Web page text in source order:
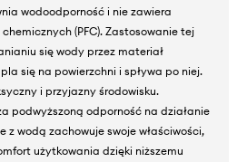
wodoodporność i nie zawiera
(PFC). Zastosowanie tej
się wody przez materiał
się na powierzchni i spływa po niej.
i przyjazny środowisku.
podwyższoną odporność na działanie
z wodą zachowuje swoje właściwości,
użytkowania dzięki niższemu